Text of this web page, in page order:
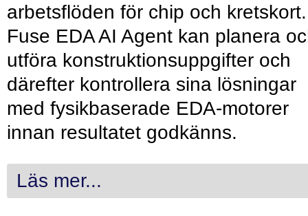
arbetsflöden för chip och kretskort.
Fuse EDA AI Agent kan planera
utföra konstruktionsuppgifter och
därefter kontrollera sina lösningar
med fysikbaserade EDA-motorer
innan resultatet godkänns.
Läs mer...